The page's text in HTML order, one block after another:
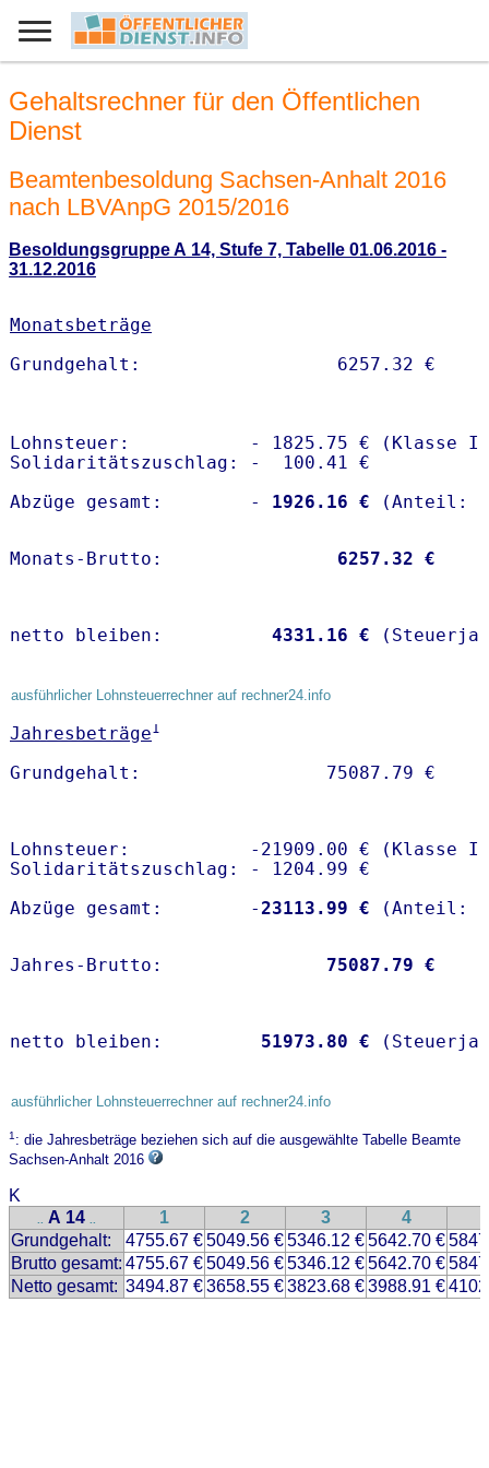
Gehaltsrechner für den Öffentlichen
Dienst
Beamtenbesoldung Sachsen-Anhalt 2016
nach LBVAnpG 2015/2016
Besoldungsgruppe A 14, Stufe 7, Tabelle 01.06.2016 -
31.12.2016
Monatsbeträge
Lohnsteuer:           - 1825.75 € (Klasse I)
Solidaritätszuschlag: -  100.41 €
Abzüge gesamt:        -
1926.16 €
Monats-Brutto: 6257.32 €
netto bleiben: 4331.16 €
ausführlicher Lohnsteuerrechner auf rechner24.info
Jahresbeträge1
Lohnsteuer:           -21909.00 € (Klasse I)
Solidaritätszuschlag: - 1204.99 €
Abzüge gesamt:        -23113.99 €
Jahres-Brutto: 75087.79 €
netto bleiben: 51973.80 €
ausführlicher Lohnsteuerrechner auf rechner24.info
1: die Jahresbeträge beziehen sich auf die ausgewählte Tabelle Beamte
Sachsen-Anhalt 2016
K
.. A 14 .. 1 2 3 4
Grundgehalt:
4755.67 €5049.56 €5346.12 €5642.70 €
Brutto gesamt: 4755.67 €5049.56 €5346.12 €5642.70 €
Netto gesamt: 3494.87 €3658.55 €3823.68 €3988.91 €